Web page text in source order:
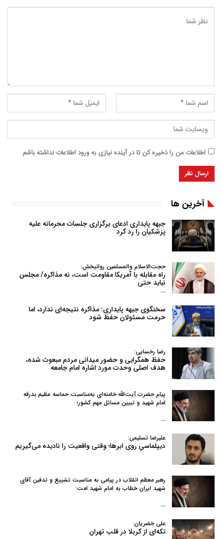
اطلاعات من را ذخیره کن تا در آینده نیازی به ورود اطلاعات نداشته باشم
آخرین ها
جبهه پایداری ادعای برگزاری جلسات محرمانه علیه
پزشکیان را رد کرد
حجت‌الاسلام والمسلمین روانبخش:
راه مقابله با آمریکا مقاومت است، نه مذاکره/ مجلس
نباید حتی
…
سخنگوی جبهه پایداری: مذاکره نتیجه‌ای ندارد، اما
حرمت مسئولان حفظ شود
رضا رخسایی:
حفظ همگرایی و حضور میدانی مردم مبعوث شده،
هدف اصلی وحدت مورد اشاره امام جامعه
پیام حضرت آیت‌الله خامنه‌ای به‌مناسبت حماسه عظیم بدرقه
امام شهید و تبیین مسائل مهم کشور؛
…
علیرضا تسلیمی:
دیپلماسیِ روی ابرها؛ وقتی واقعیت را نادیده می‌گیریم
رهبر معظم انقلاب در پیامی به‌ مناسبت تشییع و تدفین آقای
شهید ایران خطاب به امام شهید امت:
…
علی خضریان:
تکه‌ای از کربلا در قلب تهران